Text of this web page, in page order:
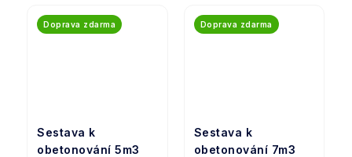
Sestava k
obetonování 5m3
Doprava zdarma
Sestava k
obetonování 7m3
Doprava zdarma